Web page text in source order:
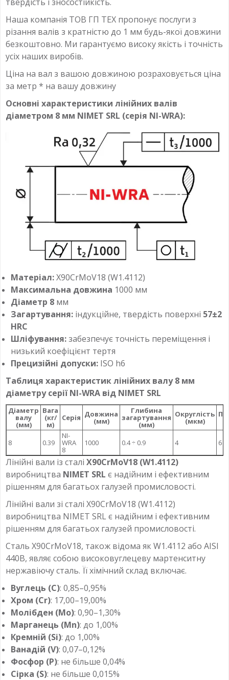
Наша компанія ТОВ ГП ТЕХ пропонує послуги з
різання валів з кратністю до 1 мм будь-якої довжини
безкоштовно. Ми гарантуємо високу якість і точність
усіх наших виробів.
Ціна на вал з вашою довжиною розраховується ціна
за метр * на вашу довжину
Основні характеристики лінійних валів
діаметром 8 мм NIMET SRL (серія NI-WRA):
Матеріал:X90CrMoV18 (W1.4112)
Максимальна довжина 1000 мм
Діаметр 8 мм
Загартування: індукційне, твердість поверхні 57±2
HRC
Шліфування:забезпечує точність переміщення і
низький коефіцієнт тертя
Прецизійні допуски: ISO h6
Таблиця характеристик лінійних валу 8 мм
діаметру серії NI-WRA від NIMET SRL
Діаметр
валу
(мм)
Вага
(кг/
м)
Серія Довжина
(мм)
Глибина
загартування
(мм)
Округлість
(мкм)
8 0.39
NI-
WRA
8
1000 0.4 ÷ 0.9 4 6
Лінійні вали із сталі X90CrMoV18 (W1.4112)
виробництва NIMET SRL є надійним і ефективним
рішенням для багатьох галузей промисловості.
Лінійні вали зі сталі X90CrMoV18 (W1.4112)
виробництва NIMET SRL є надійним і ефективним
рішенням для багатьох галузей промисловості.
Сталь X90CrMoV18, також відома як W1.4112 або AISI
440B, являє собою високовуглецеву мартенситну
нержавіючу сталь. Її хімічний склад включає.
Вуглець (C): 0,85–0,95%
Хром (Cr): 17,00–19,00%
Молібден (Mo): 0,90–1,30%
Марганець (Mn): до 1,00%
Кремній (Si): до 1,00%
Ванадій (V): 0,07–0,12%
Фосфор (P): не більше 0,04%
Сірка (S): не більше 0,015%